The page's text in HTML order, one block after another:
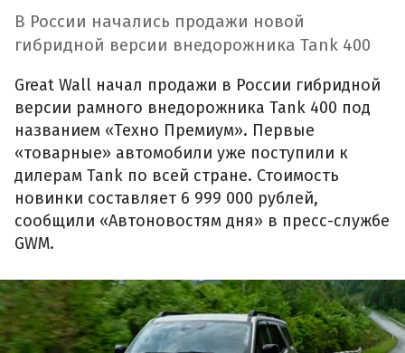
В России начались продажи новой
гибридной версии внедорожника Tank 400
Great Wall начал продажи в России гибридной
версии рамного внедорожника Tank 400 под
названием «Техно Премиум». Первые
«товарные» автомобили уже поступили к
дилерам Tank по всей стране. Стоимость
новинки составляет 6 999 000 рублей,
сообщили «Автоновостям дня» в пресс-службе
GWM.